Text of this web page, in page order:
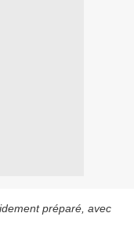
préparé, avec